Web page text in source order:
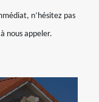
n’hésitez pas
nous appeler.